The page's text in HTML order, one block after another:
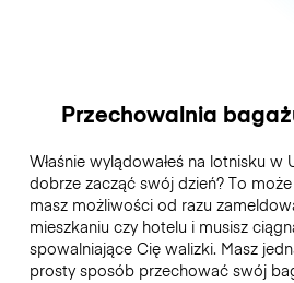
Przechowalnia
Właśnie wylądowałeś na lotnisku w
dobrze zacząć swój dzień? To
masz możliwości od razu
mieszkaniu czy hotelu i musisz
spowalniające Cię walizki. Masz
prosty sposób przechować swój